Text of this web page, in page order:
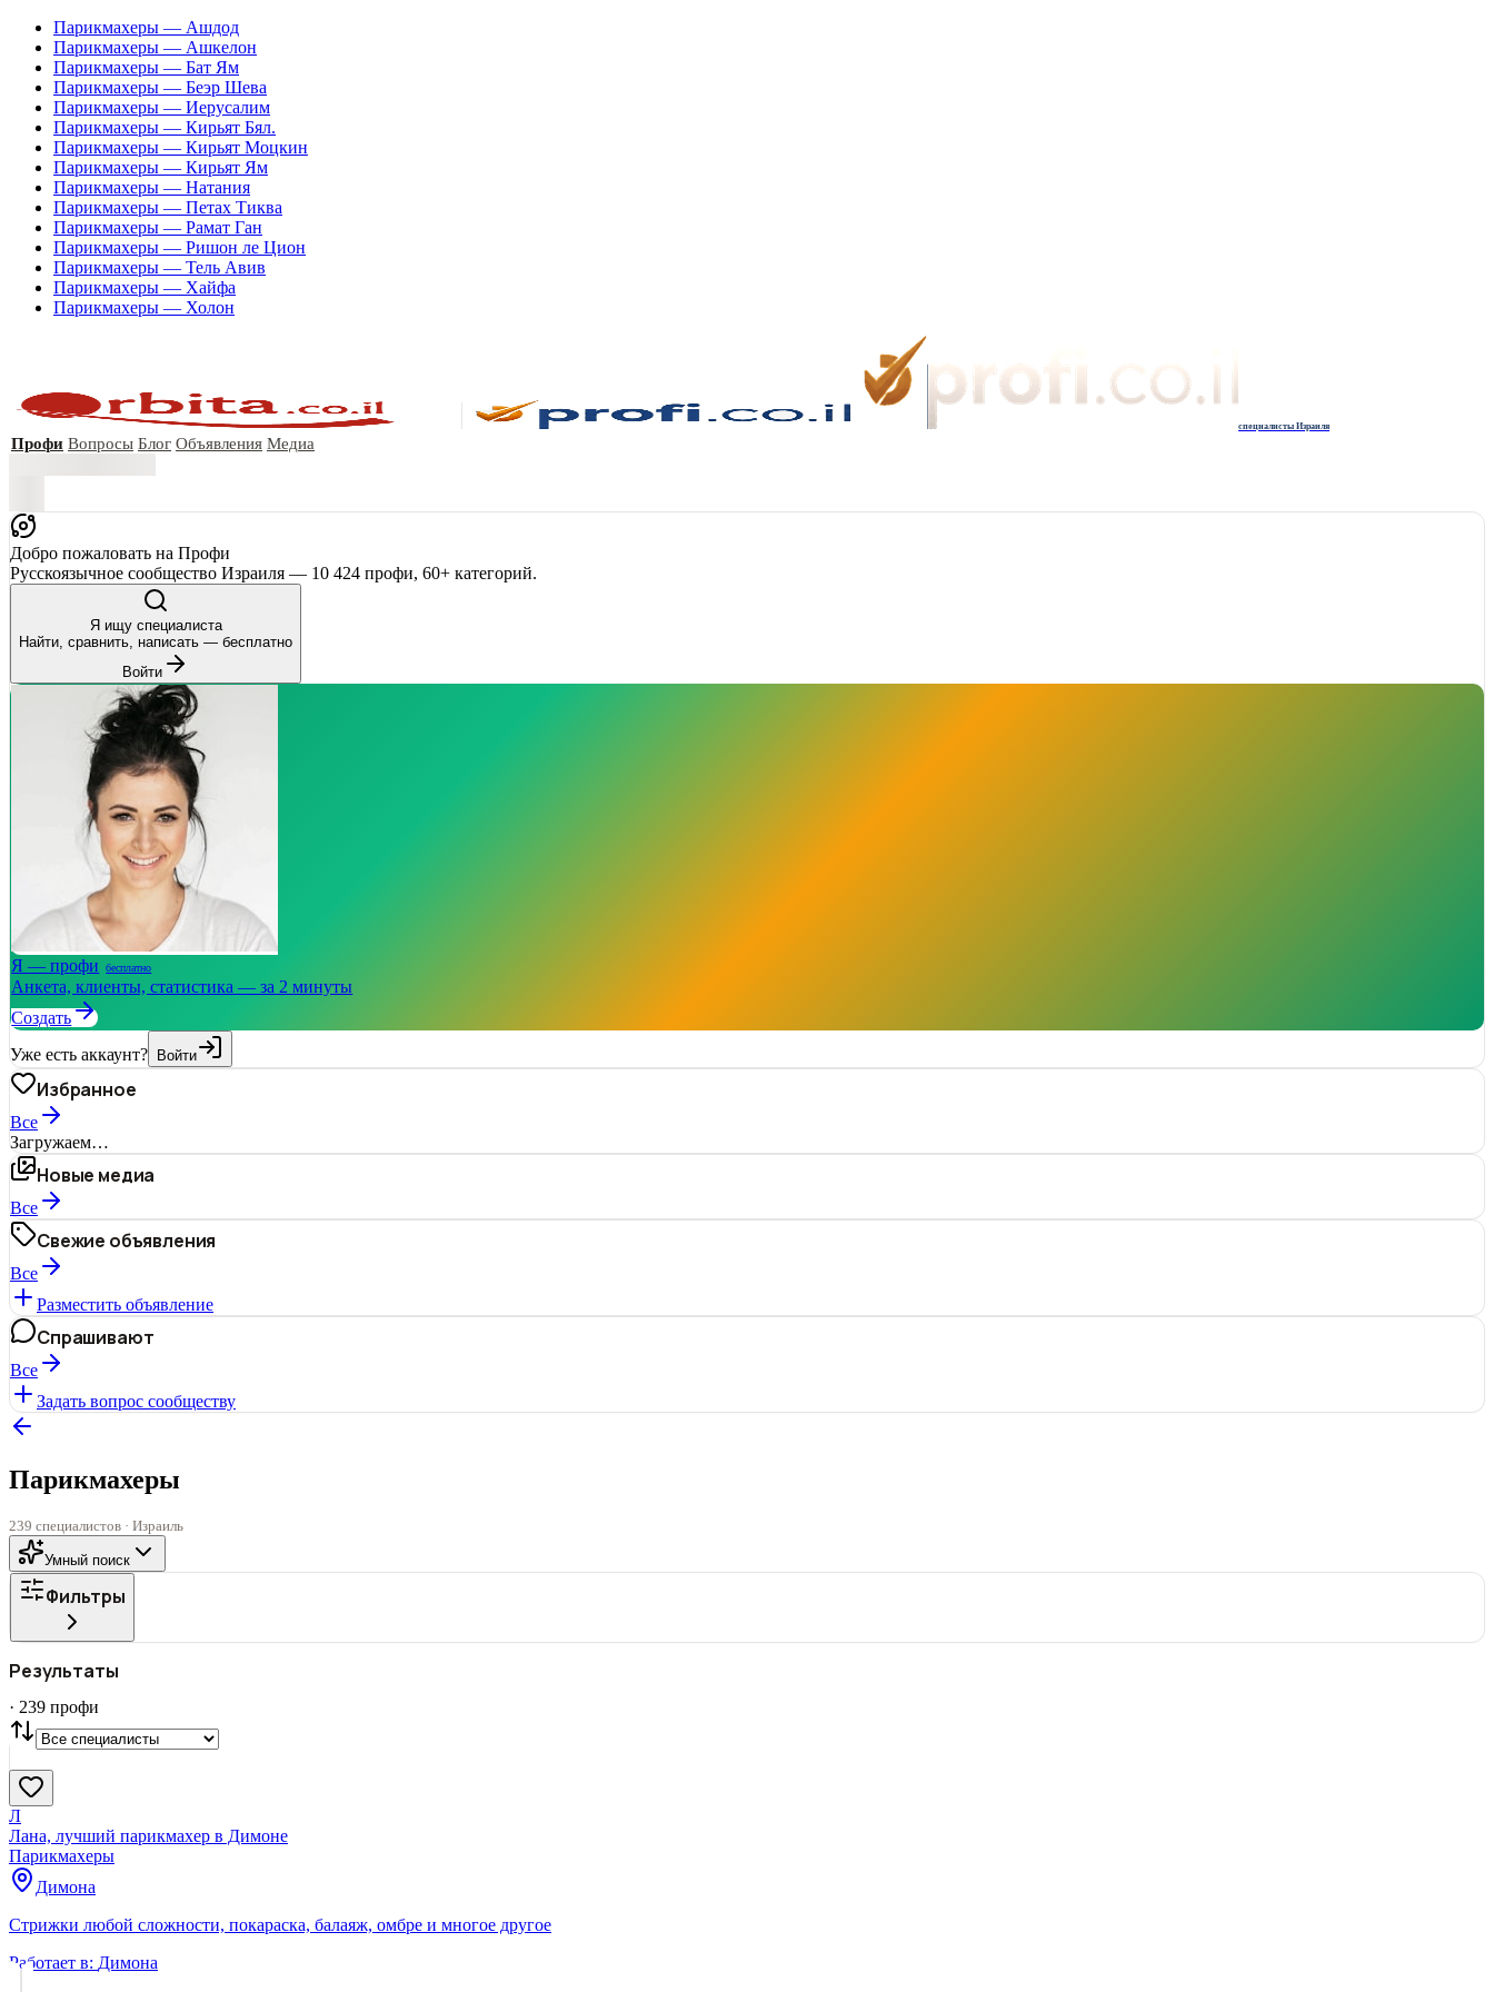
Парикмахеры — Ашдод
Парикмахеры — Ашкелон
Парикмахеры — Бат Ям
Парикмахеры — Беэр Шева
Парикмахеры — Иерусалим
Парикмахеры — Кирьят Бял.
Парикмахеры — Кирьят Моцкин
Парикмахеры — Кирьят Ям
Парикмахеры — Натания
Парикмахеры — Петах Тиква
Парикмахеры — Рамат Ган
Парикмахеры — Ришон ле Цион
Парикмахеры — Тель Авив
Парикмахеры — Хайфа
Парикмахеры — Холон
специалисты Израиля
Профи Вопросы Блог Объявления Медиа
Добро пожаловать на Профи
Русскоязычное сообщество Израиля — 10 424 профи, 60+ категорий.
Я ищу специалиста
Найти, сравнить, написать — бесплатно
Войти
Я — профи бесплатно
Анкета, клиенты, статистика — за 2 минуты
Создать
Уже есть аккаунт? Войти
Избранное
Все
Загружаем…
Новые медиа
Все
Свежие объявления
Все
Разместить объявление
Спрашивают
Все
Задать вопрос сообществу
Парикмахеры
239 специалистов · Израиль
Умный поиск
Фильтры
СТАТУС
Нашли 239
Сбросить
Результаты
· 239 профи
Л
Лана, лучший парикмахер в Димоне
Парикмахеры
Димона
Стрижки любой сложности, покараска, балаяж, омбре и многое другое
Работает в: Димона